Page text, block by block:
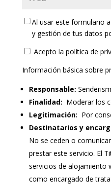
Al usar este formulario
y gestión de tus datos
Acepto la política de
Información básica sobre
Responsable:
Finalidad: Moderar los
Legitimación: Por
Destinatarios y
No se ceden o
prestar este servicio. El
servicios de alojamiento
como encargado de